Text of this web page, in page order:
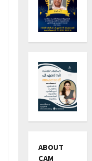
ABOUT
CAM